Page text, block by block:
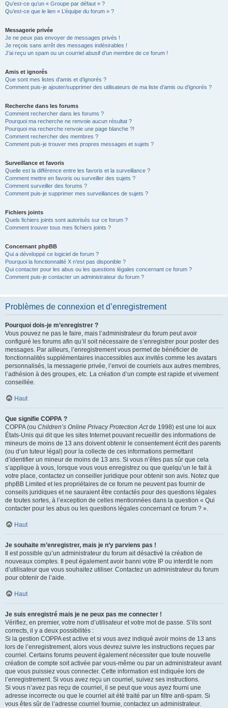
Qu’est-ce qu’un « Groupe par défaut » ?
Qu’est-ce que le lien « L’équipe du forum » ?
Messagerie privée
Je ne peux pas envoyer de messages privés !
Je reçois sans arrêt des messages indésirables !
J’ai reçu un spam ou un courriel abusif d’un membre de ce forum !
Amis et ignorés
Que sont mes listes d’amis et d’ignorés ?
Comment puis-je ajouter/supprimer des utilisateurs de ma liste d’amis ou d’ignorés ?
Recherche dans les forums
Comment rechercher dans les forums ?
Pourquoi ma recherche ne renvoie aucun résultat ?
Pourquoi ma recherche renvoie une page blanche ?!
Comment rechercher des membres ?
Comment puis-je trouver mes propres messages et sujets ?
Surveillance et favoris
Quelle est la différence entre les favoris et la surveillance ?
Comment mettre en favoris ou surveiller des sujets ?
Comment surveiller des forums ?
Comment puis-je supprimer mes surveillances de sujets ?
Fichiers joints
Quels fichiers joints sont autorisés sur ce forum ?
Comment trouver tous mes fichiers joints ?
Concernant phpBB
Qui a développé ce logiciel de forum ?
Pourquoi la fonctionnalité X n’est pas disponible ?
Qui contacter pour les abus ou les questions légales concernant ce forum ?
Comment puis-je contacter un administrateur du forum ?
Problèmes de connexion et d’enregistrement
Pourquoi dois-je m’enregistrer ?
Vous pouvez ne pas le faire, mais l’administrateur du forum peut avoir
configuré les forums afin qu’il soit nécessaire de s’enregistrer pour poster des
messages. Par ailleurs, l’enregistrement vous permet de bénéficier de
fonctionnalités supplémentaires inaccessibles aux invités comme les avatars
personnalisés, la messagerie privée, l’envoi de courriels aux autres membres,
l’adhésion à des groupes, etc. La création d’un compte est rapide et vivement
conseillée.
Haut
Que signifie COPPA ?
COPPA (ou Children’s Online Privacy Protection Actde 1998) est une loi aux
États-Unis qui dit que les sites Internet pouvant recueillir des informations de
mineurs de moins de 13 ans doivent obtenir le consentement écrit des parents
(ou d’un tuteur légal) pour la collecte de ces informations permettant
d’identifier un mineur de moins de 13 ans. Si vous n’êtes pas sûr que cela
s’applique à vous, lorsque vous vous enregistrez ou que quelqu’un le fait à
votre place, contactez un conseiller juridique pour obtenir son avis. Notez que
phpBB Limited et les propriétaires de ce forum ne peuvent pas fournir de
conseils juridiques et ne sauraient être contactés pour des questions légales
de toutes sortes, à l’exception de celles mentionnées dans la question « Qui
contacter pour les abus ou les questions légales concernant ce forum ? ».
Haut
Je souhaite m’enregistrer, mais je n’y parviens pas !
Il est possible qu’un administrateur du forum ait désactivé la création de
nouveaux comptes. Il peut également avoir banni votre IP ou interdit le nom
d’utilisateur que vous souhaitez utiliser. Contactez un administrateur du forum
pour obtenir de l’aide.
Haut
Je suis enregistré mais je ne peux pas me connecter !
Vérifiez, en premier, votre nom d’utilisateur et votre mot de passe. S’ils sont
corrects, il y a deux possibilités :
Si la gestion COPPA est active et si vous avez indiqué avoir moins de 13 ans
lors de l’enregistrement, alors vous devrez suivre les instructions reçues par
courriel. Certains forums peuvent également nécessiter que toute nouvelle
création de compte soit activée par vous-même ou par un administrateur avant
que vous puissiez vous connecter. Cette information est indiquée lors de
l’enregistrement. Si vous avez reçu un courriel, suivez ses instructions.
Si vous n’avez pas reçu de courriel, il se peut que vous ayez fourni une
adresse incorrecte ou que le courriel ait été traité par un filtre anti-spam. Si
vous êtes sûr de l’adresse courriel fournie, contactez un administrateur.